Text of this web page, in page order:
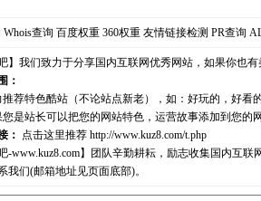
Whois查询 百度权重 360权重 友情链接检测 PR查询
吧】我们致力于分享国内互联网优秀网站，如果你也
：
推荐特色酷站（不论站点新老），如：好玩的，好
您是站长可以把您的网站特色，运营故事添加到您
： 点击这里推荐 http://www.kuz8.com/t.php
吧-www.kuz8.com】团队辛勤耕耘，励志收集国内互
我们(邮箱地址见页面底部)。